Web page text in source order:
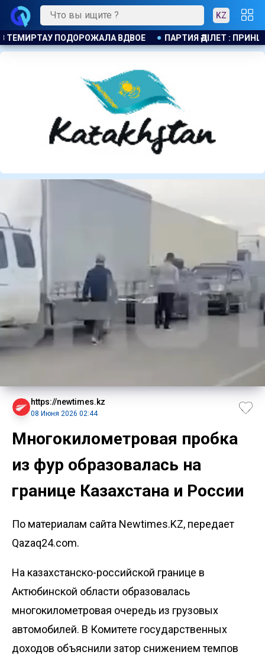
KZ
ӘДІЛЕТ : ПРИНЦИП ЗАКОН И ПОРЯДОК ОБЯЗАТЕЛЕН ДЛЯ
https://newtimes.kz
08 Июня 2026 02:44
Многокилометровая пробка
из фур образовалась на
границе Казахстана и России
По материалам сайта Newtimes.KZ, передает
Qazaq24.com.
На казахстанско-российской границе в
Актюбинской области образовалась
многокилометровая очередь из грузовых
автомобилей. В Комитете государственных
доходов объяснили затор снижением темпов